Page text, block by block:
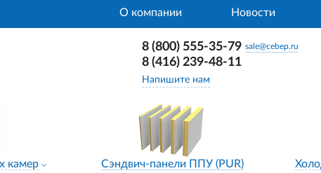
О компании Новости
8 (800) 555-35-79 sale@cebep.ru
8 (416) 239-48-11
Напишите нам
камер Сэндвич-панели ППУ (PUR)